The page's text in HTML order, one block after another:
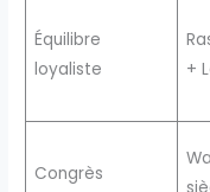
Équilibre
loyaliste
+
Congrès